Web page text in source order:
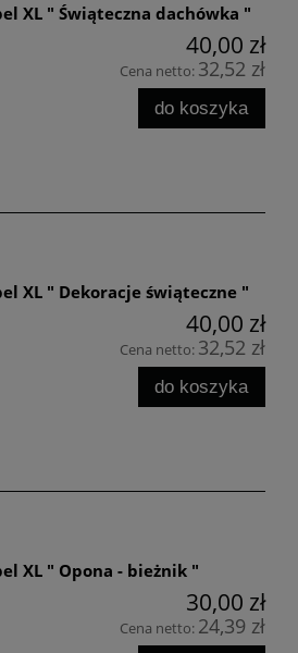
XL " Świąteczna dachówka "
40,00 zł
Cena netto: 32,52 zł
do koszyka
XL " Dekoracje świąteczne "
40,00 zł
Cena netto: 32,52 zł
do koszyka
XL " Opona - bieżnik "
30,00 zł
Cena netto: 24,39 zł